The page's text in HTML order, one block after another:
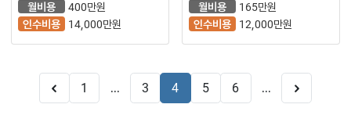
월비용
400만원
인수비용
14,000만원
월비용
165만원
인수비용
12,000만원
1 ... 3 4 5 6 ...